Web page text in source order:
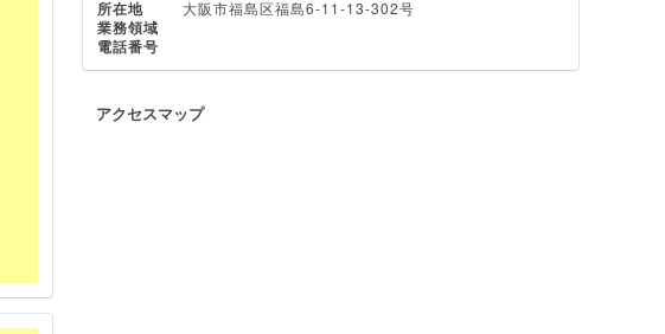
所在地 大阪市福島区福島6-11-13-302号
業務領域
電話番号
アクセスマップ